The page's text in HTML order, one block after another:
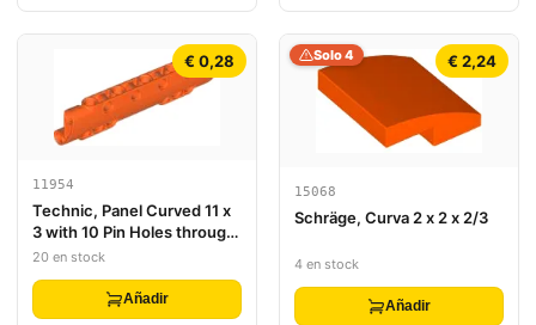
€ 0,28
11954
Technic, Panel Curved 11 x
3 with 10 Pin Holes through
Panel Surface
20 en stock
Añadir
€ 2,24
Solo 4
15068
Schräge, Curva 2 x 2 x 2/3
4 en stock
Añadir